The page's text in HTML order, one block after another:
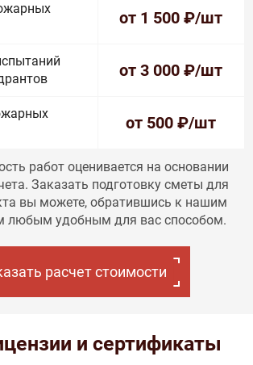
от 1 500 ₽/шт
от 3 000 ₽/шт
от 500 ₽/шт
работ оценивается на основании
Заказать подготовку сметы для
вы можете, обратившись к нашим
любым удобным для вас способом.
расчет стоимости
и сертификаты